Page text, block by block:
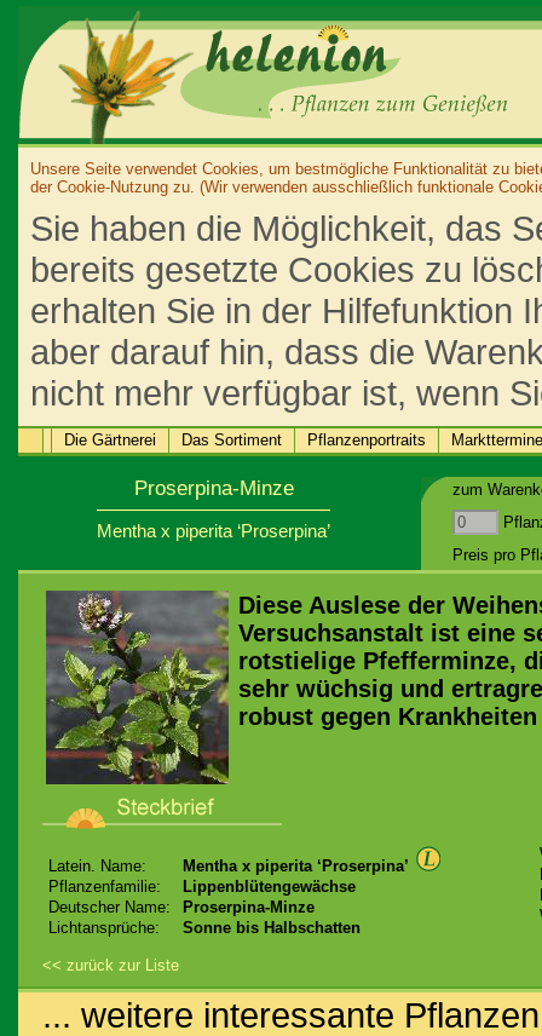
Unsere Seite verwendet Cookies, um bestmögliche Funktionalität zu
der Cookie-Nutzung zu. (Wir verwenden ausschließlich funktionale
Sie haben die Möglichkeit, das
bereits gesetzte Cookies zu
erhalten Sie in der Hilfefunktion
aber darauf hin, dass die
nicht mehr verfügbar ist, wenn
Die Gärtnerei Das Sortiment Pflanzenportraits Markttermine
Proserpina-Minze
Mentha x piperita ‘Proserpina’
zum
Preis pro
Diese Auslese der
Versuchsanstalt ist eine
rotstielige Pfefferminze,
sehr wüchsig und
robust gegen
Latein. Name:
Mentha x piperita ‘Proserpina’
Pflanzenfamilie:
Lippenblütengewächse
Deutscher Name:
Proserpina-Minze
Lichtansprüche:
Sonne bis Halbschatten
<< zurück zur Liste
... weitere interessante Pflanzen